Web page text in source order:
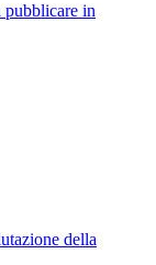
pubblicare in
della